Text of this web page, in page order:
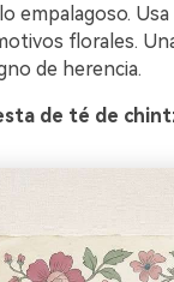
empalagoso.
florales.
de herencia.
de té de